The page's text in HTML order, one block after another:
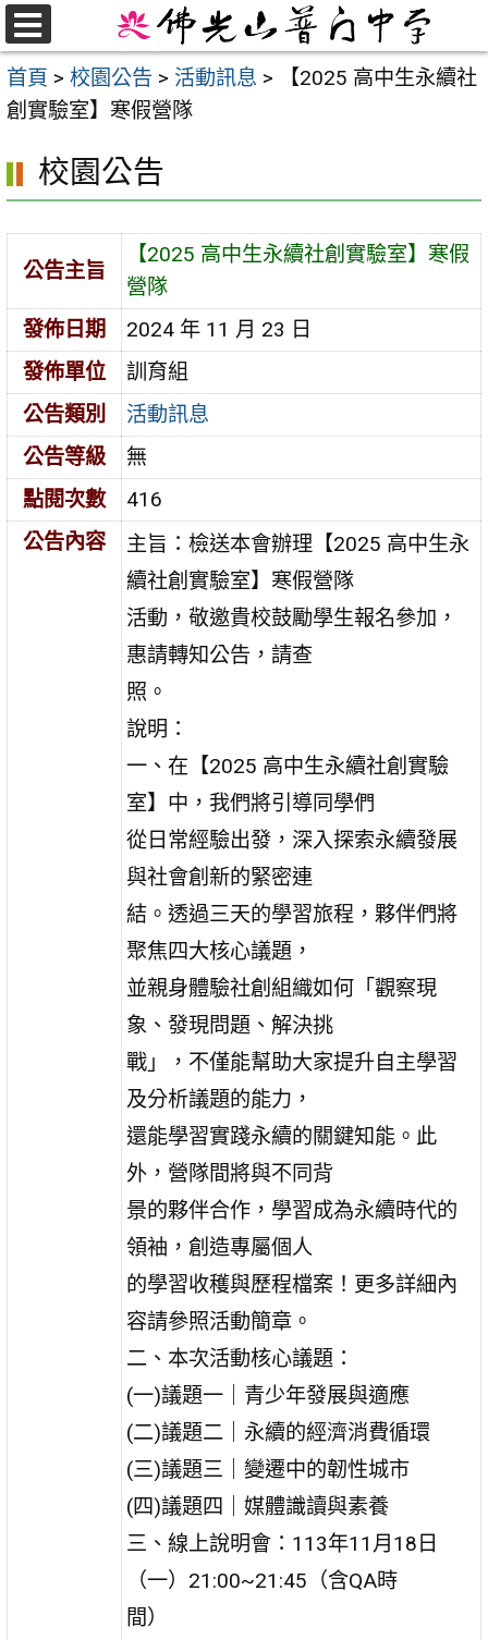
跳
至
主
要
首頁 > 校園公告 > 活動訊息 >
【2025 高中生永續社
創實驗室】寒假營隊
校園公告
公告主旨
【2025 高中生永續社創實驗室】寒假
營隊
發佈日期
2024 年 11 月 23 日
發佈單位
訓育組
公告類別
活動訊息
公告等級
無
點閱次數
416
公告內容
主旨：檢送本會辦理【2025 高中生永
續社創實驗室】寒假營隊
活動，敬邀貴校鼓勵學生報名參加，
惠請轉知公告，請查
照。
說明：
一、在【2025 高中生永續社創實驗
室】中，我們將引導同學們
從日常經驗出發，深入探索永續發展
與社會創新的緊密連
結。透過三天的學習旅程，夥伴們將
聚焦四大核心議題，
並親身體驗社創組織如何「觀察現
象、發現問題、解決挑
戰」，不僅能幫助大家提升自主學習
及分析議題的能力，
還能學習實踐永續的關鍵知能。此
外，營隊間將與不同背
景的夥伴合作，學習成為永續時代的
領袖，創造專屬個人
的學習收穫與歷程檔案！更多詳細內
容請參照活動簡章。
二、本次活動核心議題：
(一)議題一｜青少年發展與適應
(二)議題二｜永續的經濟消費循環
(三)議題三｜變遷中的韌性城市
(四)議題四｜媒體識讀與素養
三、線上說明會：113年11月18日
（一）21:00~21:45（含QA時
間）
選
單